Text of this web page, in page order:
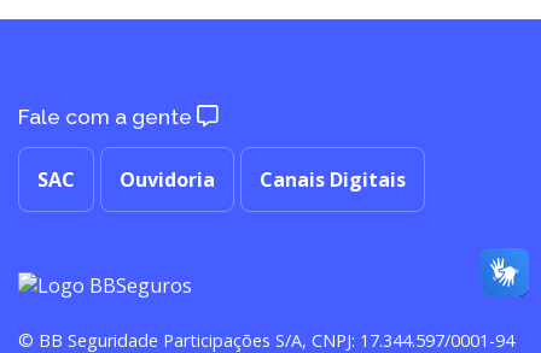
Fale com a gente
SAC Ouvidoria Canais Digitais
© BB Seguridade Participações S/A, CNPJ: 17.344.597/0001-94